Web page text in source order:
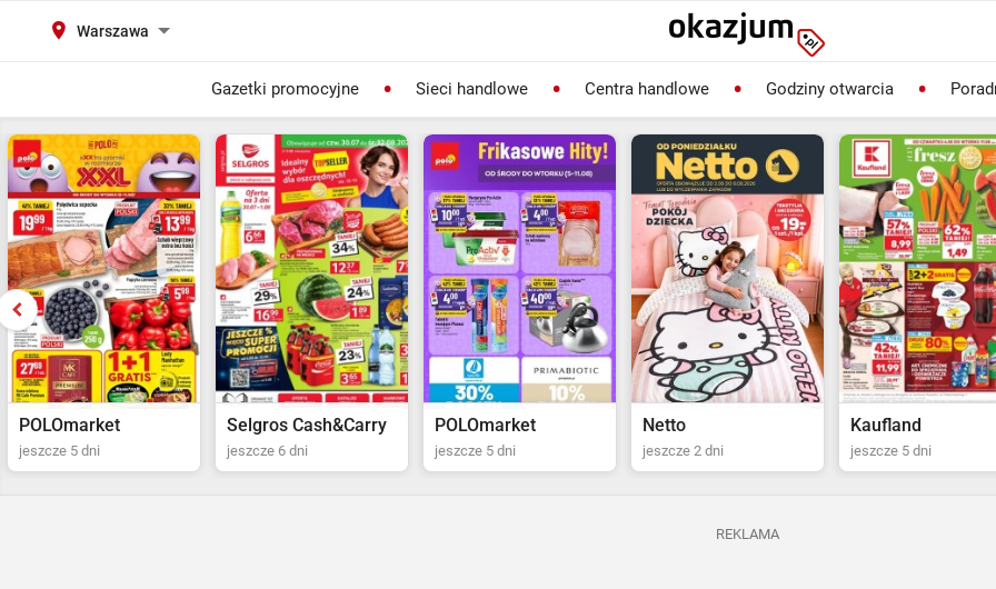
Warszawa
Gazetki promocyjne Sieci handlowe Centra handlowe Godziny otwarcia
Selgros Cash&Carry
jeszcze 6 dni
POLOmarket
jeszcze 5 dni
Netto
jeszcze 2 dni
Kaufland
jeszcze 5 dni
Biedronka
jeszcze 2 dni
REKLAMA